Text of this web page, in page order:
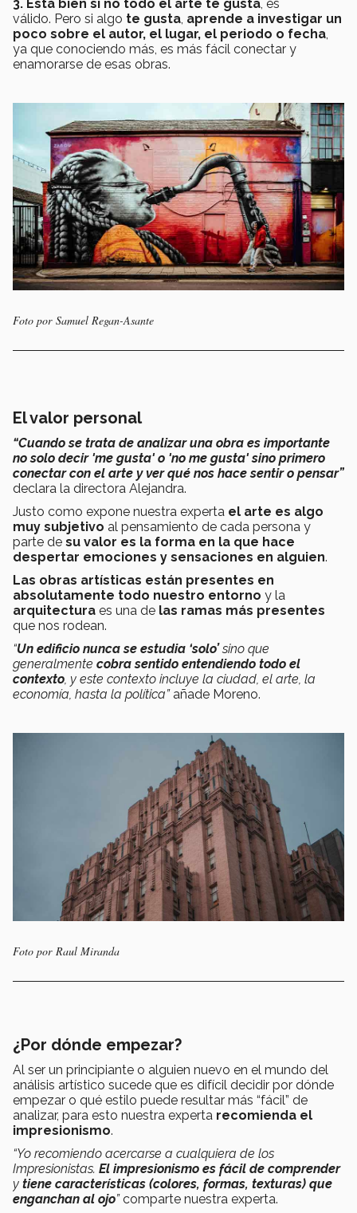
3. Está bien si no todo el arte te gusta, es
válido. Pero si algo te gusta, aprende a investigar un
poco sobre el autor, el lugar, el periodo o fecha,
ya que conociendo más, es más fácil conectar y
enamorarse de esas obras.
Foto por Samuel Regan-Asante
El valor personal
“Cuando se trata de analizar una obra es importante
no solo decir 'me gusta' o 'no me gusta' sino primero
conectar con el arte y ver qué nos hace sentir o pensar”
declara la directora Alejandra.
Justo como expone nuestra experta el arte es algo
muy subjetivo al pensamiento de cada persona y
parte de su valor es la forma en la que hace
despertar emociones y sensaciones en alguien.
Las obras artísticas están presentes en
absolutamente todo nuestro entorno y la
arquitectura es una de las ramas más presentes
que nos rodean.
“Un edificio nunca se estudia ‘solo’sino que
generalmente cobra sentido entendiendo todo el
contexto, y este contexto incluye la ciudad, el arte, la
economía, hasta la política” añade Moreno.
Foto por Raul Miranda
¿Por dónde empezar?
Al ser un principiante o alguien nuevo en el mundo del
análisis artístico sucede que es difícil decidir por dónde
empezar o qué estilo puede resultar más “fácil” de
analizar, para esto nuestra experta recomienda el
impresionismo.
“Yo recomiendo acercarse a cualquiera de los
Impresionistas. El impresionismo es fácil de comprender
y tiene características (colores, formas, texturas) que
enganchan al ojo”comparte nuestra experta.